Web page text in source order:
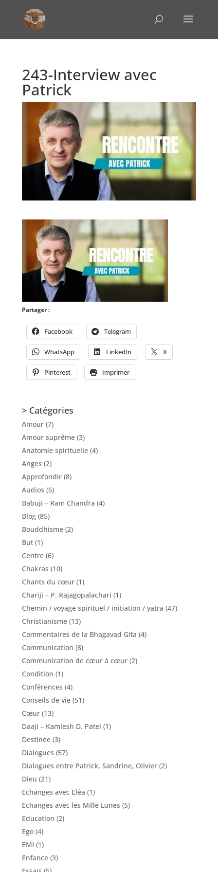
243-Interview avec
Patrick
Partager :
Facebook Telegram
WhatsApp LinkedIn X
Pinterest Imprimer
> Catégories
Amour(7)
Amour suprême(3)
Anatomie spirituelle(4)
Anges (2)
Approfondir(8)
Audios (5)
Babuji – Ram Chandra (4)
Blog(85)
Bouddhisme(2)
But(1)
Centre(6)
Chakras (10)
Chants du cœur(1)
Chariji – P. Rajagopalachari (1)
Chemin / voyage spirituel / initiation / yatra (47)
Christianisme(13)
Commentaires de la Bhagavad Gita (4)
Communication (6)
Communication de cœur à cœur(2)
Condition (1)
Conférences (4)
Conseils de vie(51)
Cœur(13)
Daaji – Kamlesh D. Patel (1)
Destinée(3)
Dialogues (57)
Dialogues entre Patrick, Sandrine, Olivier(2)
Dieu (21)
Echanges avec Eléa (1)
Echanges avec les Mille Lunes (5)
Education (2)
Ego(4)
EMI (1)
Enfance(3)